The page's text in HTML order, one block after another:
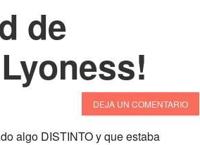
de
DEJA UN COMENTARIO
algo DISTINTO y que estaba